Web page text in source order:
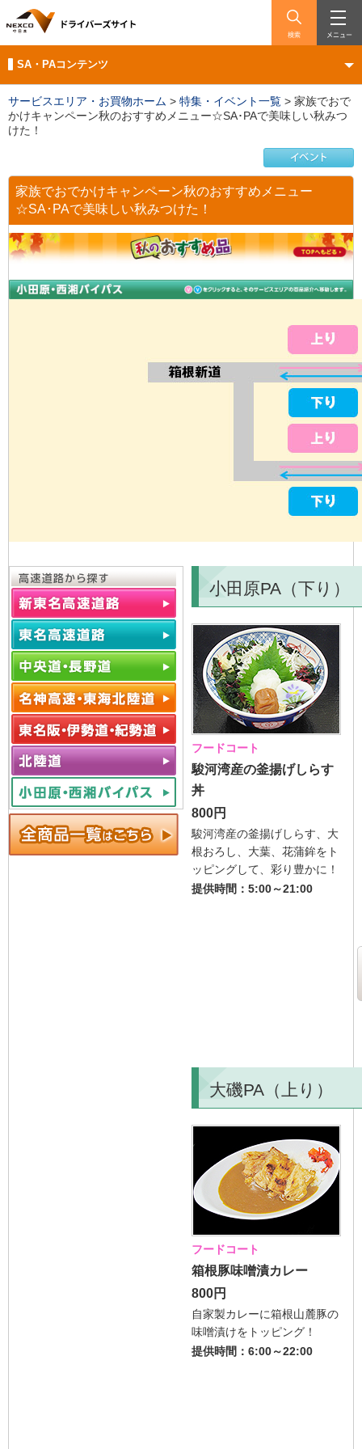
検索 メニュー
SA・PAコンテンツ
サービスエリア・お買物ホーム > 特集・イベント一覧 > 家族でおで
かけキャンペーン秋のおすすめメニュー☆SA･PAで美味しい秋みつ
けた！
家族でおでかけキャンペーン秋のおすすめメニュー
☆SA･PAで美味しい秋みつけた！
小田原PA（下り）
フードコート
駿河湾産の釜揚げしらす
丼
800円
駿河湾産の釜揚げしらす、大
根おろし、大葉、花蒲鉾をト
ッピングして、彩り豊かに！
提供時間：5:00～21:00
大磯PA（上り）
フードコート
箱根豚味噌漬カレー
800円
自家製カレーに箱根山麓豚の
味噌漬けをトッピング！
提供時間：6:00～22:00